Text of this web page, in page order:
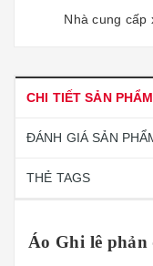
Nhà cung cấp
CHI TIẾT SẢN PHẨM
ĐÁNH GIÁ SẢN
THẺ TAGS
Áo Ghi lê